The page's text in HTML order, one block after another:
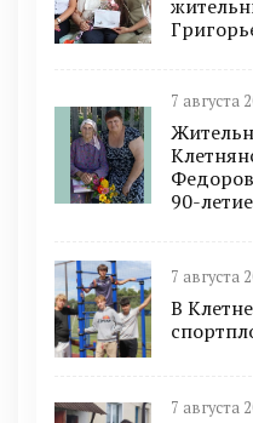
7 августа
90-летие
7 августа
В
7 августа